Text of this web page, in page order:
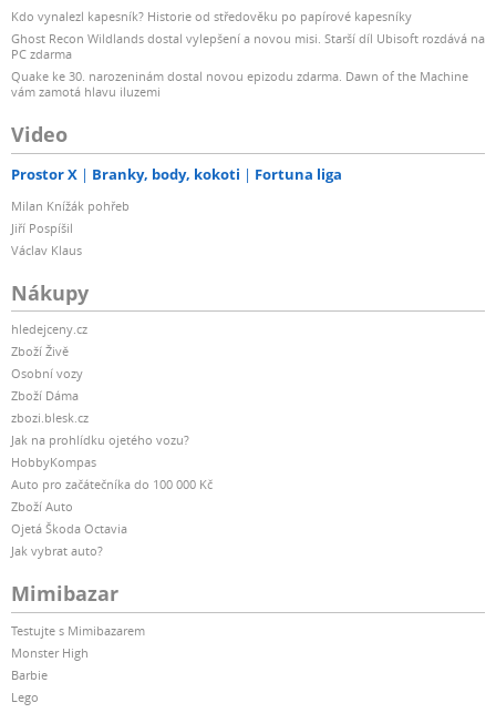
Kdo vynalezl kapesník? Historie od středověku po papírové kapesníky
Ghost Recon Wildlands dostal vylepšení a novou misi. Starší díl Ubisoft rozdává na
PC zdarma
Quake ke 30. narozeninám dostal novou epizodu zdarma. Dawn of the Machine
vám zamotá hlavu iluzemi
Video
Prostor X Branky, body, kokoti Fortuna liga
Milan Knížák pohřeb
Jiří Pospíšil
Václav Klaus
Nákupy
hledejceny.cz
Zboží Živě
Osobní vozy
Zboží Dáma
zbozi.blesk.cz
Jak na prohlídku ojetého vozu?
HobbyKompas
Auto pro začátečníka do 100 000 Kč
Zboží Auto
Ojetá Škoda Octavia
Jak vybrat auto?
Mimibazar
Testujte s Mimibazarem
Monster High
Barbie
Lego